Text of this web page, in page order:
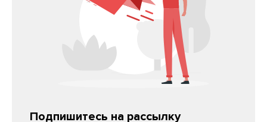
Подпишитесь на рассылку